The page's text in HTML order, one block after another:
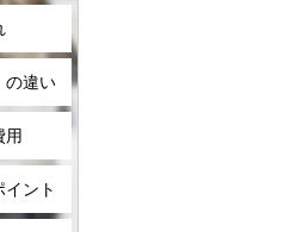
の違い
用
ント